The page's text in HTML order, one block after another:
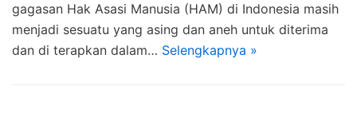
gagasan Hak Asasi Manusia (HAM) di Indonesia masih
menjadi sesuatu yang asing dan aneh untuk diterima
dan di terapkan dalam… Selengkapnya »